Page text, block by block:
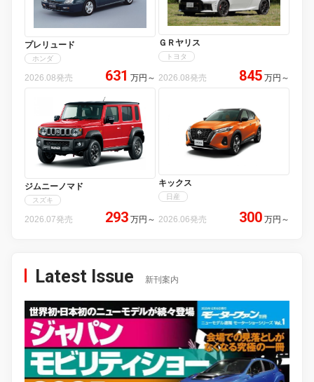
プレリュード
ホンダ
2026.08発売 631 万円 ～
ＧＲヤリス
トヨタ
2026.08発売 845 万円 ～
ジムニーノマド
スズキ
2026.07発売 293 万円 ～
キックス
日産
2026.06発売 300 万円 ～
Latest Issue 新刊案内